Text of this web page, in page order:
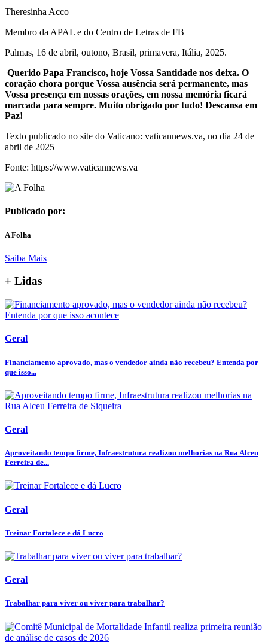
Theresinha Acco
Membro da APAL e do Centro de Letras de FB
Palmas, 16 de abril, outono, Brasil, primavera, Itália, 2025.
Querido Papa Francisco, hoje Vossa Santidade nos deixa. O
coração chora porque Vossa ausência será permanente, mas
Vossa presença em nossas orações, em nossa memória ficará
marcada para sempre. Muito obrigado por tudo! Descansa em
Paz!
Texto publicado no site do Vaticano: vaticannews.va, no dia 24 de
abril de 2025
Fonte: https://www.vaticannews.va
Publicado por:
A Folha
Saiba Mais
+ Lidas
Geral
Financiamento aprovado, mas o vendedor ainda não recebeu? Entenda por
que isso...
Geral
Aproveitando tempo firme, Infraestrutura realizou melhorias na Rua Alceu
Ferreira de...
Geral
Treinar Fortalece e dá Lucro
Geral
Trabalhar para viver ou viver para trabalhar?